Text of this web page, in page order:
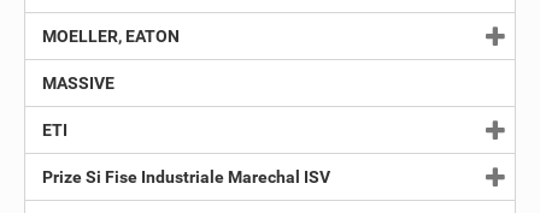
MOELLER, EATON
MASSIVE
ETI
Prize Si Fise Industriale Marechal ISV